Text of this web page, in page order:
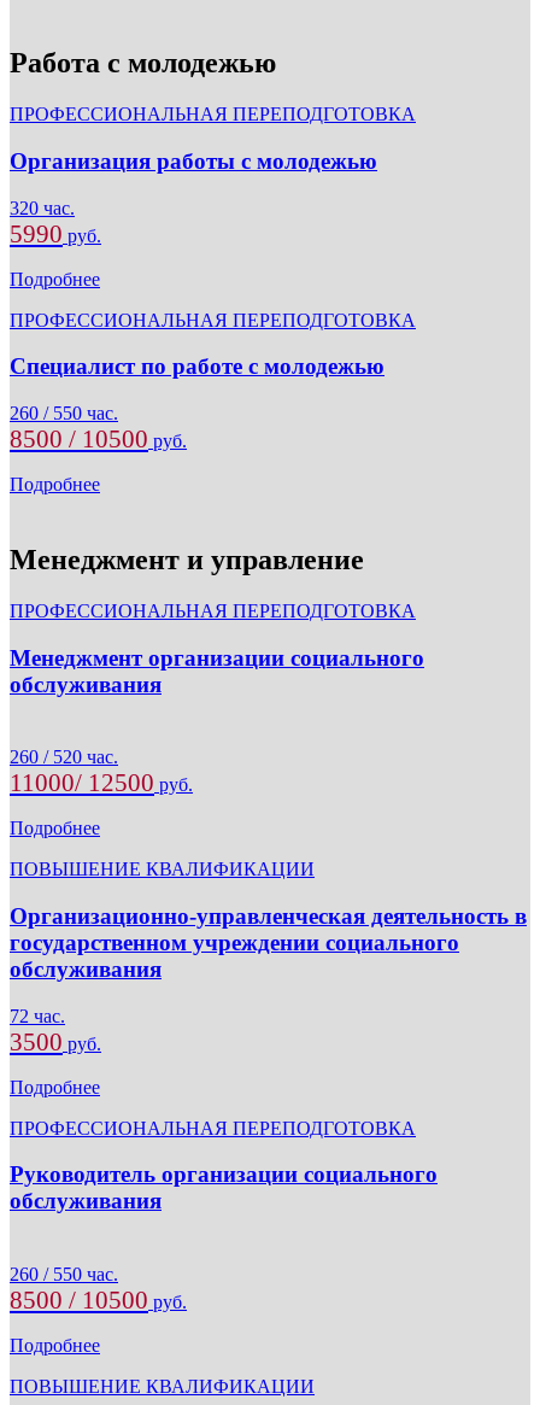
Работа с молодежью
ПРОФЕССИОНАЛЬНАЯ ПЕРЕПОДГОТОВКА
Организация работы с молодежью
320 час.
5990 руб.
Подробнее
ПРОФЕССИОНАЛЬНАЯ ПЕРЕПОДГОТОВКА
Специалист по работе с молодежью
260 / 550 час.
8500 / 10500 руб.
Подробнее
Менеджмент и управление
ПРОФЕССИОНАЛЬНАЯ ПЕРЕПОДГОТОВКА
Менеджмент организации социального
обслуживания
260 / 520 час.
11000/ 12500 руб.
Подробнее
ПОВЫШЕНИЕ КВАЛИФИКАЦИИ
Организационно-управленческая деятельность в
государственном учреждении социального
обслуживания
72 час.
3500 руб.
Подробнее
ПРОФЕССИОНАЛЬНАЯ ПЕРЕПОДГОТОВКА
Руководитель организации социального
обслуживания
260 / 550 час.
8500 / 10500 руб.
Подробнее
ПОВЫШЕНИЕ КВАЛИФИКАЦИИ